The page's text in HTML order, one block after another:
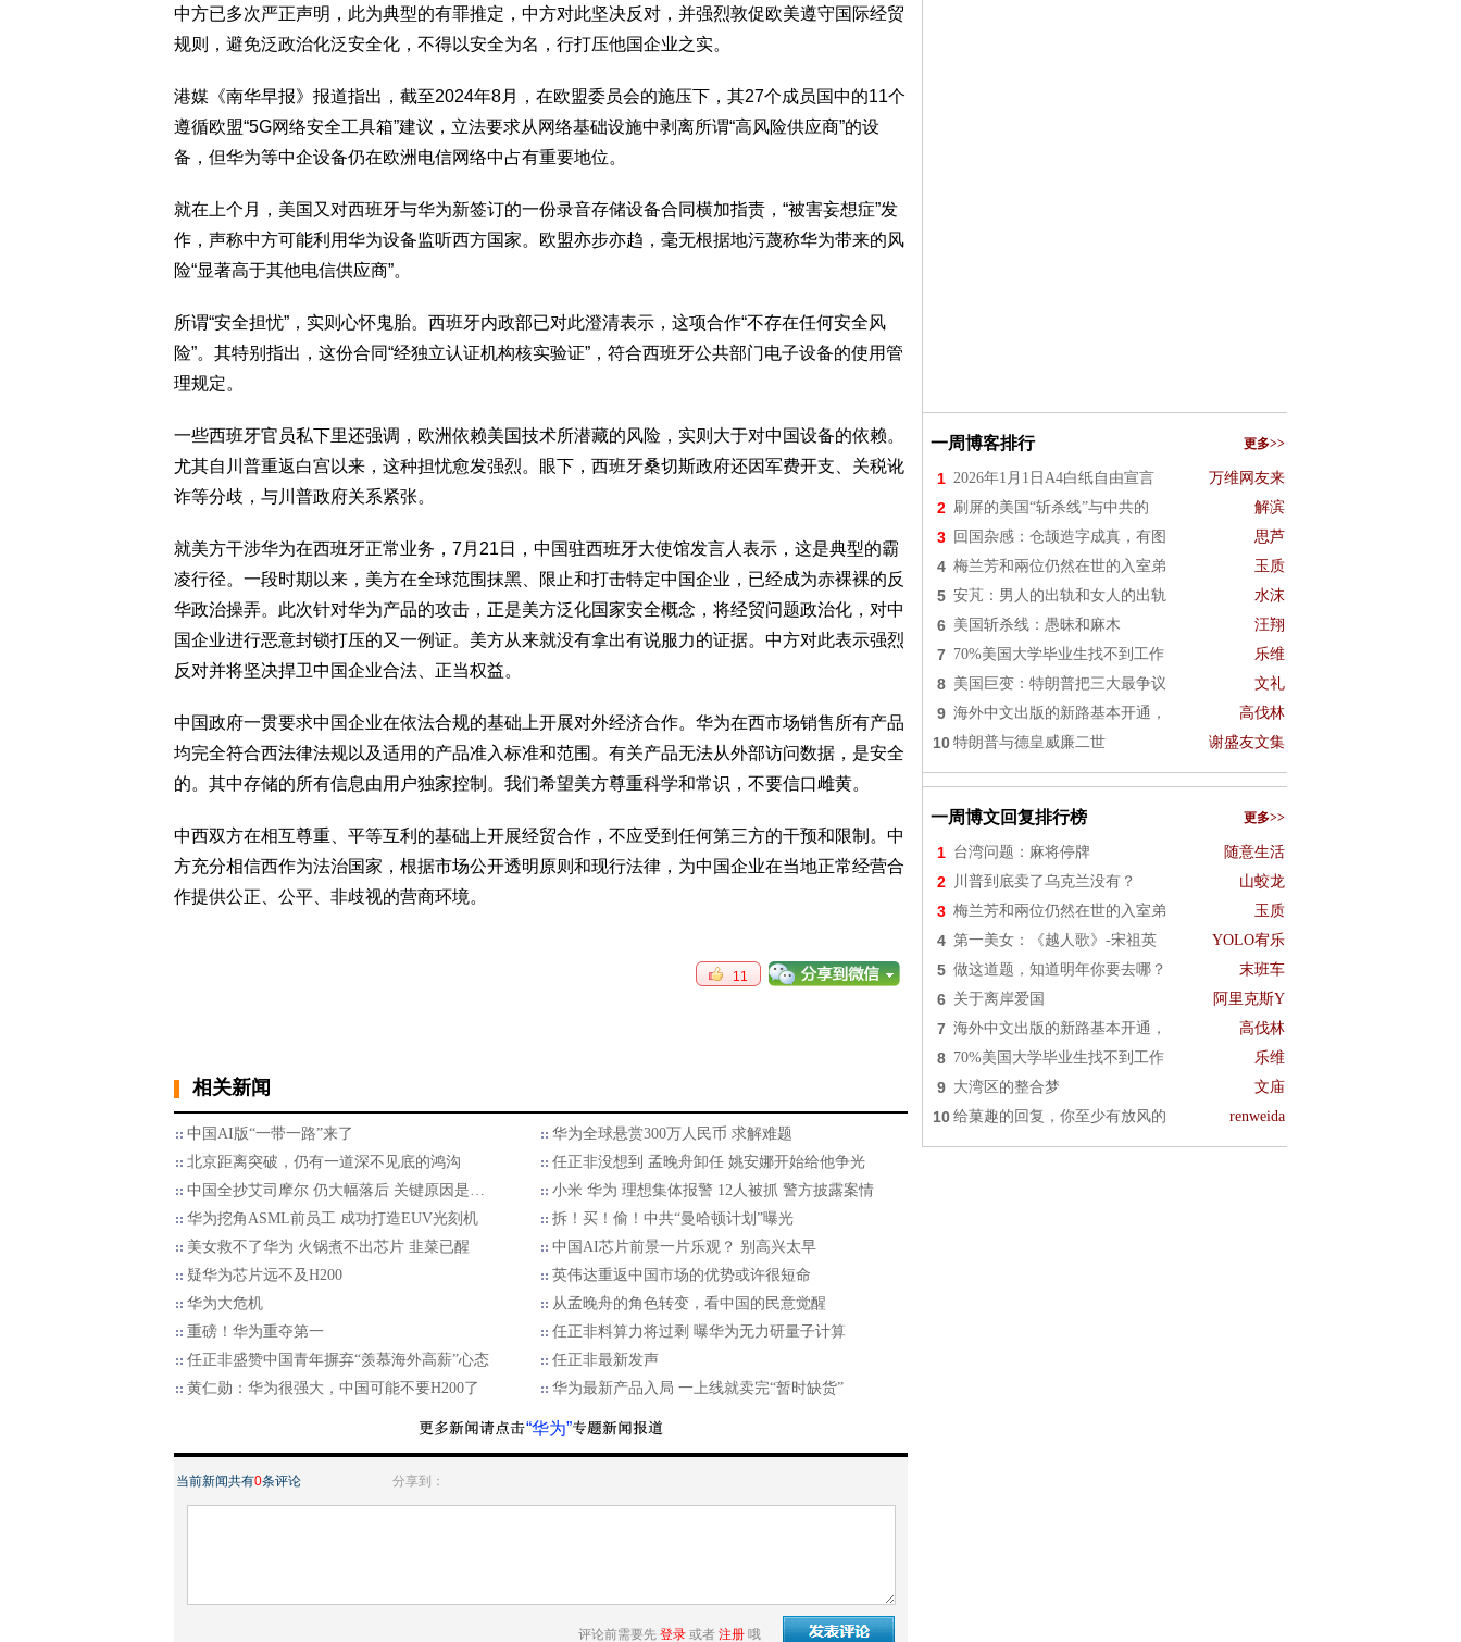
中方已多次严正声明，此为典型的有罪推定，中方对此坚决反对，并强烈敦促欧美遵守国际经贸
规则，避免泛政治化泛安全化，不得以安全为名，行打压他国企业之实。
港媒《南华早报》报道指出，截至2024年8月，在欧盟委员会的施压下，其27个成员国中的11个
遵循欧盟“5G网络安全工具箱”建议，立法要求从网络基础设施中剥离所谓“高风险供应商”的设
备，但华为等中企设备仍在欧洲电信网络中占有重要地位。
就在上个月，美国又对西班牙与华为新签订的一份录音存储设备合同横加指责，“被害妄想症”发
作，声称中方可能利用华为设备监听西方国家。欧盟亦步亦趋，毫无根据地污蔑称华为带来的风
险“显著高于其他电信供应商”。
所谓“安全担忧”，实则心怀鬼胎。西班牙内政部已对此澄清表示，这项合作“不存在任何安全风
险”。其特别指出，这份合同“经独立认证机构核实验证”，符合西班牙公共部门电子设备的使用管
理规定。
一些西班牙官员私下里还强调，欧洲依赖美国技术所潜藏的风险，实则大于对中国设备的依赖。
尤其自川普重返白宫以来，这种担忧愈发强烈。眼下，西班牙桑切斯政府还因军费开支、关税讹
诈等分歧，与川普政府关系紧张。
就美方干涉华为在西班牙正常业务，7月21日，中国驻西班牙大使馆发言人表示，这是典型的霸
凌行径。一段时期以来，美方在全球范围抹黑、限止和打击特定中国企业，已经成为赤裸裸的反
华政治操弄。此次针对华为产品的攻击，正是美方泛化国家安全概念，将经贸问题政治化，对中
国企业进行恶意封锁打压的又一例证。美方从来就没有拿出有说服力的证据。中方对此表示强烈
反对并将坚决捍卫中国企业合法、正当权益。
中国政府一贯要求中国企业在依法合规的基础上开展对外经济合作。华为在西市场销售所有产品
均完全符合西法律法规以及适用的产品准入标准和范围。有关产品无法从外部访问数据，是安全
的。其中存储的所有信息由用户独家控制。我们希望美方尊重科学和常识，不要信口雌黄。
中西双方在相互尊重、平等互利的基础上开展经贸合作，不应受到任何第三方的干预和限制。中
方充分相信西作为法治国家，根据市场公开透明原则和现行法律，为中国企业在当地正常经营合
作提供公正、公平、非歧视的营商环境。
11
相关新闻
中国AI版“一带一路”来了
华为全球悬赏300万人民币 求解难题
北京距离突破，仍有一道深不见底的鸿沟
任正非没想到 孟晚舟卸任 姚安娜开始给他争光
中国全抄艾司摩尔 仍大幅落后 关键原因是…
小米 华为 理想集体报警 12人被抓 警方披露案情
华为挖角ASML前员工 成功打造EUV光刻机
拆！买！偷！中共“曼哈顿计划”曝光
美女救不了华为 火锅煮不出芯片 韭菜已醒
中国AI芯片前景一片乐观？ 别高兴太早
疑华为芯片远不及H200
英伟达重返中国市场的优势或许很短命
华为大危机
从孟晚舟的角色转变，看中国的民意觉醒
重磅！华为重夺第一
任正非料算力将过剩 曝华为无力研量子计算
任正非盛赞中国青年摒弃“羡慕海外高薪”心态
任正非最新发声
黄仁勋：华为很强大，中国可能不要H200了
华为最新产品入局 一上线就卖完“暂时缺货”
“华为”
当前新闻共有0条评论 分享到：
评论前需要先 登录 或者 注册 哦
一周博客排行 更多>>
1 2026年1月1日A4白纸自由宣言 万维网友来
2 刷屏的美国“斩杀线”与中共的 解滨
3 回国杂感：仓颉造字成真，有图 思芦
4 梅兰芳和兩位仍然在世的入室弟 玉质
5 安芃：男人的出轨和女人的出轨 水沫
6 美国斩杀线：愚昧和麻木 汪翔
7 70%美国大学毕业生找不到工作 乐维
8 美国巨变：特朗普把三大最争议 文礼
9 海外中文出版的新路基本开通， 高伐林
10 特朗普与德皇威廉二世 谢盛友文集
一周博文回复排行榜 更多>>
1 台湾问题：麻将停牌 随意生活
2 川普到底卖了乌克兰没有？ 山蛟龙
3 梅兰芳和兩位仍然在世的入室弟 玉质
4 第一美女：《越人歌》-宋祖英 YOLO宥乐
5 做这道题，知道明年你要去哪？ 末班车
6 关于离岸爱国 阿里克斯Y
7 海外中文出版的新路基本开通， 高伐林
8 70%美国大学毕业生找不到工作 乐维
9 大湾区的整合梦 文庙
10 给菓趣的回复，你至少有放风的 renweida